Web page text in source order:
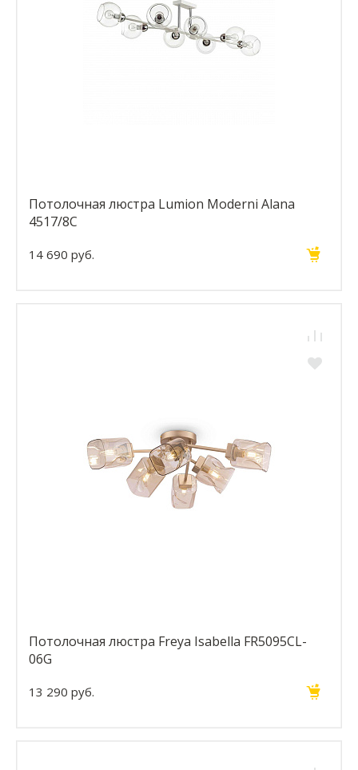
Потолочная люстра Lumion Moderni Alana
4517/8C
14 690 руб.
Потолочная люстра Freya Isabella FR5095CL-
06G
13 290 руб.